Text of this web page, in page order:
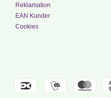
Reklamation
EAN Kunder
Cookies